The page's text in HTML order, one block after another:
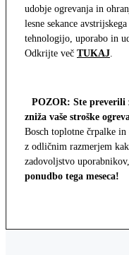
udobje ogrevanja in
lesne sekance
tehnologijo, uporabo in
Odkrijte več TUKAJ
POZOR: Ste preverili
zniža vaše stroške
Bosch toplotne črpalke in
z odličnim razmerjem
zadovoljstvo
ponudbo tega meseca!